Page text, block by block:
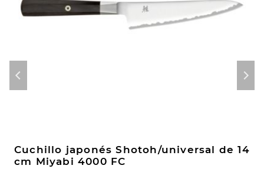
Cuchillo japonés Shotoh/universal de 14
cm Miyabi 4000 FC